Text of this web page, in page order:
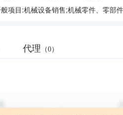
代理 （0）